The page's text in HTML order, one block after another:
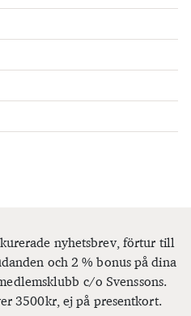
nyhetsbrev, förtur till
och 2 % bonus på dina
c/o Svenssons.
3500kr, ej på presentkort.